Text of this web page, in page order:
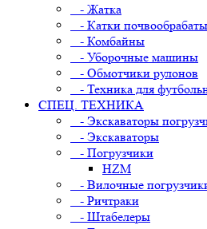
- Жатка
- Катки
- Комбайны
- Уборочные машины
- Обмотчики рулонов
- Техника для
СПЕЦ. ТЕХНИКА
- Экскаваторы
- Экскаваторы
- Погрузчики
HZM
- Вилочные
- Ричтраки
- Штабелеры